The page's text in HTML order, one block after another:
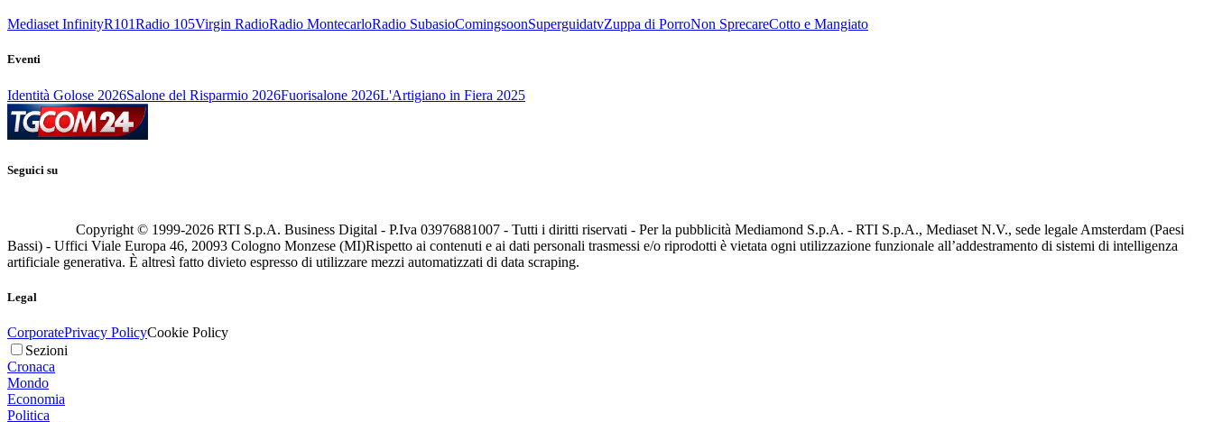
Mediaset InfinityR101Radio 105Virgin RadioRadio MontecarloRadio SubasioComingsoonSuperguidatvZuppa di PorroNon SprecareCotto e Mangiato
Eventi
Identità Golose 2026Salone del Risparmio 2026Fuorisalone 2026L'Artigiano in Fiera 2025
Seguici su
Copyright © 1999-2026 RTI S.p.A. Business Digital - P.Iva 03976881007 - Tutti i diritti riservati - Per la pubblicità Mediamond S.p.A. - RTI S.p.A., Mediaset N.V., sede legale Amsterdam (Paesi
Bassi) - Uffici Viale Europa 46, 20093 Cologno Monzese (MI)Rispetto ai contenuti e ai dati personali trasmessi e/o riprodotti è vietata ogni utilizzazione funzionale all’addestramento di sistemi di intelligenza
artificiale generativa. È altresì fatto divieto espresso di utilizzare mezzi automatizzati di data scraping.
Legal
CorporatePrivacy PolicyCookie Policy
Sezioni
Cronaca
Mondo
Economia
Politica